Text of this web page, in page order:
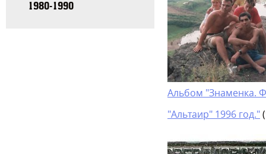
1980-1990
Альбом "Знаменка.
"Альтаир" 1996 год."